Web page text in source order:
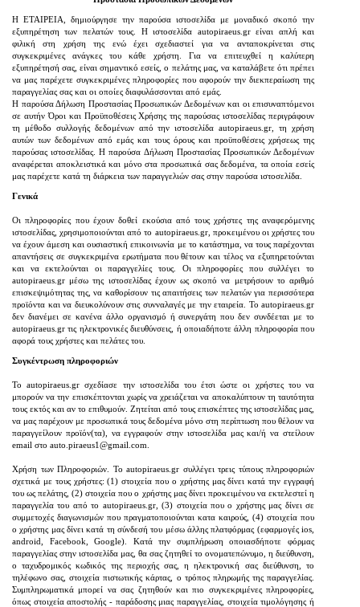
H ΕΤΑΙΡΕΙΑ, δημιούργησε την παρούσα ιστοσελίδα με μοναδικό σκοπό την
εξυπηρέτηση των πελατών τους. Η ιστοσελίδα autopiraeus.gr είναι απλή και
φιλική στη χρήση της ενώ έχει σχεδιαστεί για να ανταποκρίνεται στις
συγκεκριμένες ανάγκες του κάθε χρήστη. Για να επιτευχθεί η καλύτερη
εξυπηρέτησή σας, είναι σημαντικό εσείς, ο πελάτης μας, να καταλάβετε ότι πρέπει
να μας παρέχετε συγκεκριμένες πληροφορίες που αφορούν την διεκπεραίωση της
παραγγελίας σας και οι οποίες διαφυλάσσονται από εμάς.
Η παρούσα Δήλωση Προστασίας Προσωπικών Δεδομένων και οι επισυναπτόμενοι
σε αυτήν Όροι και Προϋποθέσεις Χρήσης της παρούσας ιστοσελίδας περιγράφουν
τη μέθοδο συλλογής δεδομένων από την ιστοσελίδα autopiraeus.gr, τη χρήση
αυτών των δεδομένων από εμάς και τους όρους και προϋποθέσεις χρήσεως της
παρούσας ιστοσελίδας. Η παρούσα Δήλωση Προστασίας Προσωπικών Δεδομένων
αναφέρεται αποκλειστικά και μόνο στα προσωπικά σας δεδομένα, τα οποία εσείς
μας παρέχετε κατά τη διάρκεια των παραγγελιών σας στην παρούσα ιστοσελίδα.
Γενικά
Οι πληροφορίες που έχουν δοθεί εκούσια από τους χρήστες της αναφερόμενης
ιστοσελίδας, χρησιμοποιούνται από το autopiraeus.gr, προκειμένου οι χρήστες του
να έχουν άμεση και ουσιαστική επικοινωνία με το κατάστημα, να τους παρέχονται
απαντήσεις σε συγκεκριμένα ερωτήματα που θέτουν και τέλος να εξυπηρετούνται
και να εκτελούνται οι παραγγελίες τους. Οι πληροφορίες που συλλέγει το
autopiraeus.gr μέσω της ιστοσελίδας έχουν ως σκοπό να μετρήσουν το αριθμό
επισκεψιμότητας της, να καθορίσουν τις απαιτήσεις των πελατών για περισσότερα
προϊόντα και να διευκολύνουν στις συνναλαγές με την εταιρεία. Το autopiraeus.gr
δεν διανέμει σε κανένα άλλο οργανισμό ή συνεργάτη που δεν συνδέεται με το
autopiraeus.gr τις ηλεκτρονικές διευθύνσεις, ή οποιαδήποτε άλλη πληροφορία που
αφορά τους χρήστες και πελάτες του.
Συγκέντρωση πληροφοριών
Το autopiraeus.gr σχεδίασε την ιστοσελίδα του έτσι ώστε οι χρήστες του να
μπορούν να την επισκέπτονται χωρίς να χρειάζεται να αποκαλύπτουν τη ταυτότητα
τους εκτός και αν το επιθυμούν. Ζητείται από τους επισκέπτες της ιστοσελίδας μας,
να μας παρέχουν με προσωπικά τους δεδομένα μόνο στη περίπτωση που θέλουν να
παραγγείλουν προϊόν(τα), να εγγραφούν στην ιστοσελίδα μας και/ή να στείλουν
email στο auto.piraeus1@gmail.com.
Χρήση των Πληροφοριών. Το autopiraeus.gr συλλέγει τρεις τύπους πληροφοριών
σχετικά με τους χρήστες: (1) στοιχεία που ο χρήστης μας δίνει κατά την εγγραφή
του ως πελάτης, (2) στοιχεία που ο χρήστης μας δίνει προκειμένου να εκτελεστεί η
παραγγελία του από το autopiraeus.gr, (3) στοιχεία που ο χρήστης μας δίνει σε
συμμετοχές διαγωνισμών που πραγματοποιούνται κατα καιρούς, (4) στοιχεία που
ο χρήστης μας δίνει κατά τη σύνδεσή του μέσω άλλης πλατφόρμας (εφαρμογές ios,
android, Facebook, Google). Κατά την συμπλήρωση οποιασδήποτε φόρμας
παραγγελίας στην ιστοσελίδα μας, θα σας ζητηθεί το ονοματεπώνυμο, η διεύθυνση,
ο ταχυδρομικός κωδικός της περιοχής σας, η ηλεκτρονική σας διεύθυνση, το
τηλέφωνο σας, στοιχεία πιστωτικής κάρτας, ο τρόπος πληρωμής της παραγγελίας.
Συμπληρωματικά μπορεί να σας ζητηθούν και πιο συγκεκριμένες πληροφορίες,
όπως στοιχεία αποστολής - παράδοσης μιας παραγγελίας, στοιχεία τιμολόγησης ή